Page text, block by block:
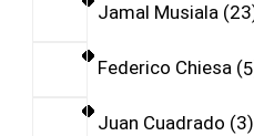
Jamal Musiala 23
Federico Chiesa 5
Juan Cuadrado 3